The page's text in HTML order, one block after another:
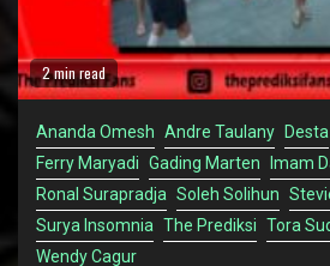
2 min read
Ananda Omesh Andre Taulany Desta
Ferry Maryadi Gading Marten
Imam
Ronal Surapradja Soleh Solihun
Surya Insomnia The Prediksi Tora
Wendy Cagur